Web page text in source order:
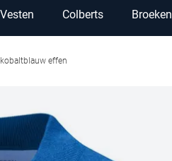
Vesten Colberts Broeken
effen